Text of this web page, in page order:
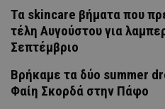
Τα skincare βήματα που
τέλη Αυγούστου για
Σεπτέμβριο
Βρήκαμε τα δύο summer
Φαίη Σκορδά στην Πάφο